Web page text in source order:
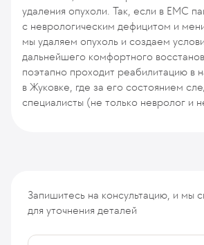
удаления опухоли. Так, если в ЕМС
с неврологическим дефицитом и
мы удаляем опухоль и создаем
дальнейшего комфортного
поэтапно проходит реабилитацию в
в Жуковке, где за его состоянием
специалисты (не только невролог и
Запишитесь на консультацию, и мы
для уточнения деталей